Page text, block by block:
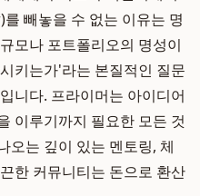
빼놓을 수 없는 이유는 명
모나 포트폴리오의 명성이
키는가'라는 본질적인 질문
니다. 프라이머는 아이디어
이루기까지 필요한 모든 것
오는 깊이 있는 멘토링, 체
한 커뮤니티는 돈으로 환산